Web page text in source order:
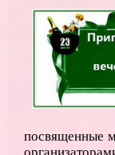
посвященные